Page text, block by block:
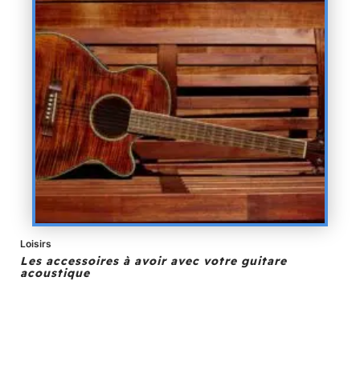
Loisirs
Les accessoires à avoir avec votre guitare
acoustique